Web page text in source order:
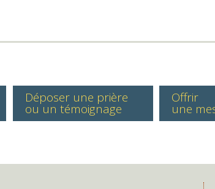
Déposer une prière
ou un témoignage
Offrir
une